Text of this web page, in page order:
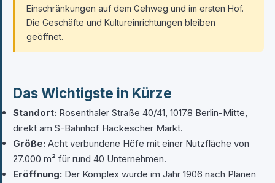
Einschränkungen auf dem Gehweg und im ersten Hof.
Die Geschäfte und Kultureinrichtungen bleiben
geöffnet.
Das Wichtigste in Kürze
Standort: Rosenthaler Straße 40/41, 10178 Berlin-Mitte,
direkt am S-Bahnhof Hackescher Markt.
Größe: Acht verbundene Höfe mit einer Nutzfläche von
27.000 m² für rund 40 Unternehmen.
Eröffnung: Der Komplex wurde im Jahr 1906 nach Plänen